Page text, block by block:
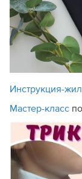
Инструкция-
Мастер-класс